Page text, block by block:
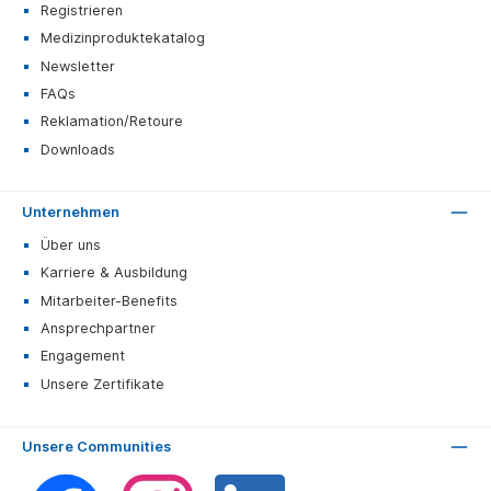
Registrieren
Medizinproduktekatalog
Newsletter
FAQs
Reklamation/Retoure
Downloads
Unternehmen
Über uns
Karriere & Ausbildung
Mitarbeiter-Benefits
Ansprechpartner
Engagement
Unsere Zertifikate
Unsere Communities